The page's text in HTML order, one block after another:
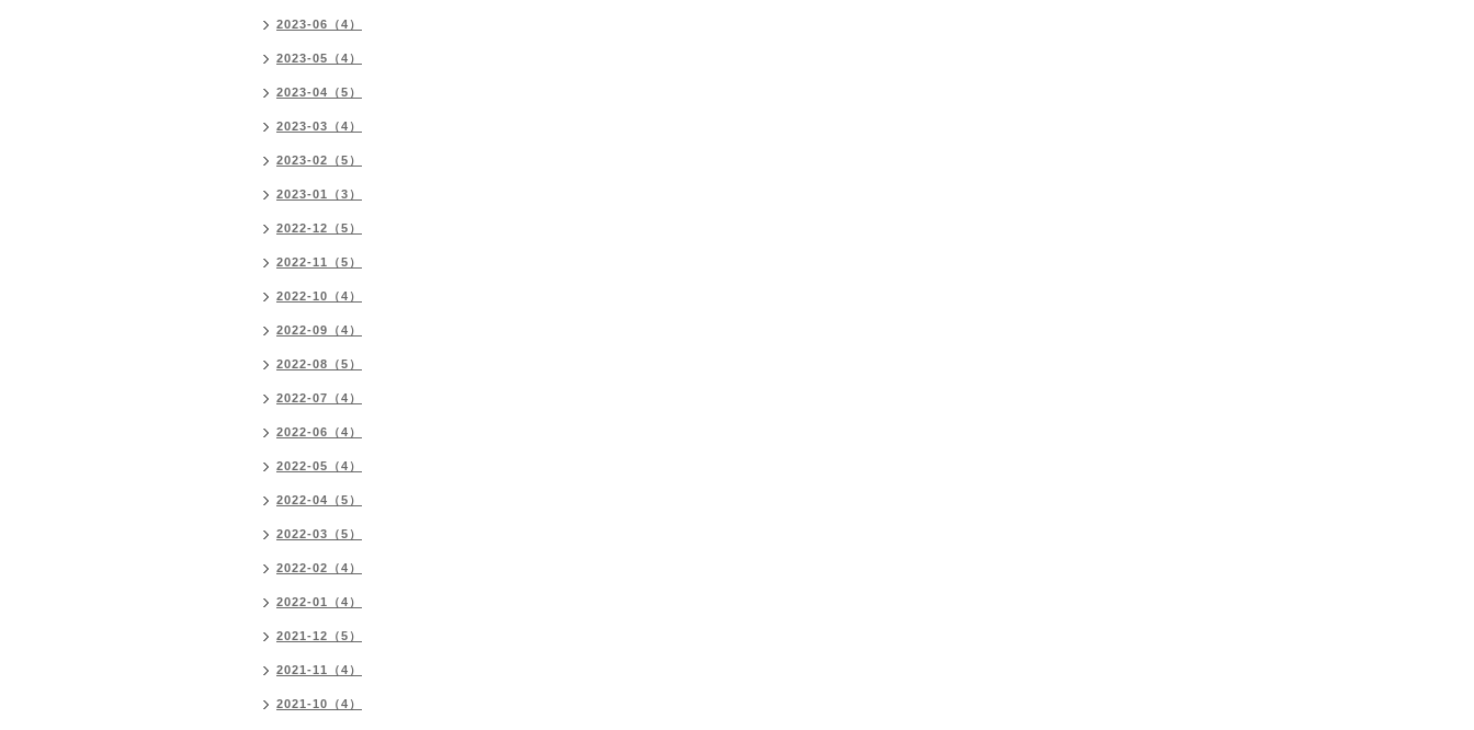
2023-06（4）
2023-05（4）
2023-04（5）
2023-03（4）
2023-02（5）
2023-01（3）
2022-12（5）
2022-11（5）
2022-10（4）
2022-09（4）
2022-08（5）
2022-07（4）
2022-06（4）
2022-05（4）
2022-04（5）
2022-03（5）
2022-02（4）
2022-01（4）
2021-12（5）
2021-11（4）
2021-10（4）